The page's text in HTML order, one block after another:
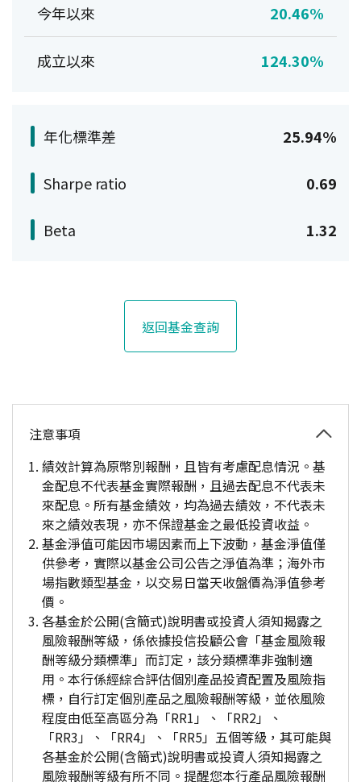
今年以來 20.46%
成立以來 124.30%
年化標準差 25.94%
Sharpe ratio 0.69
Beta 1.32
返回基金查詢
注意事項
績效計算為原幣別報酬，且皆有考慮配息情況。基
金配息不代表基金實際報酬，且過去配息不代表未
來配息。所有基金績效，均為過去績效，不代表未
來之績效表現，亦不保證基金之最低投資收益。
基金淨值可能因市場因素而上下波動，基金淨值僅
供參考，實際以基金公司公告之淨值為準；海外市
場指數類型基金，以交易日當天收盤價為淨值參考
價。
各基金於公開(含簡式)說明書或投資人須知揭露之
風險報酬等級，係依據投信投顧公會「基金風險報
酬等級分類標準」而訂定，該分類標準非強制適
用。本行係經綜合評估個別產品投資配置及風險指
標，自行訂定個別產品之風險報酬等級，並依風險
程度由低至高區分為「RR1」、「RR2」、
「RR3」、「RR4」、「RR5」五個等級，其可能與
各基金於公開(含簡式)說明書或投資人須知揭露之
風險報酬等級有所不同。提醒您本行產品風險報酬